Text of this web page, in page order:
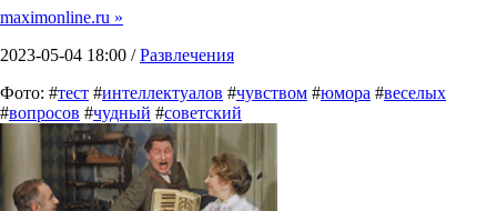
maximonline.ru »
2023-05-04 18:00 /Развлечения
Фото: #тест #интеллектуалов #чувством #юмора #веселых
#вопросов #чудный #советский